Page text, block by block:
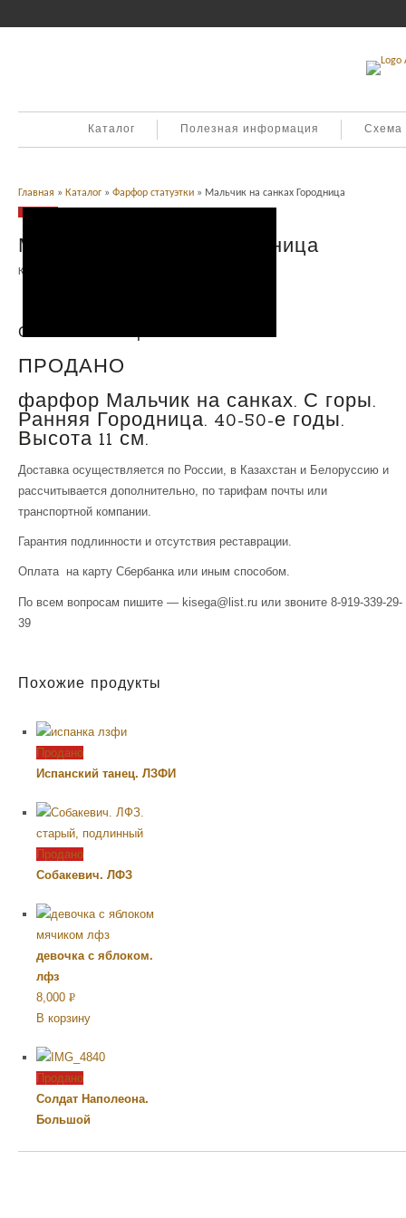
Каталог Полезная информация Схема
Главная » Каталог » Фарфор статуэтки » Мальчик на санках Городница
Продано
Мальчик на санках Городница
Категория:
Описание товара
ПРОДАНО
фарфор Мальчик на санках. С горы.
Ранняя Городница. 40-50-е годы.
Высота 11 см.
Доставка осуществляется по России, в Казахстан и Белоруссию и
рассчитывается дополнительно, по тарифам почты или
транспортной компании.
Гарантия подлинности и отсутствия реставрации.
Оплата на карту Сбербанка или иным способом.
По всем вопросам пишите — kisega@list.ru или звоните 8-919-339-29-
39
Похожие продукты
Продано
Испанский танец. ЛЗФИ
Продано
Собакевич. ЛФЗ
девочка с яблоком.
лфз
8,000 Р
УБ.
В корзину
Продано
Солдат Наполеона.
Большой